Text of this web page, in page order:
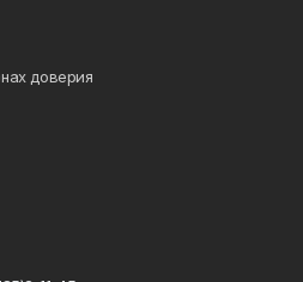
доверия